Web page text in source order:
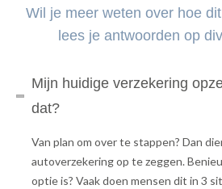
Wil je meer weten over hoe
lees je antwoorden op
Mijn huidige verzekering
dat?
Van plan om over te stappen? Dan
autoverzekering op te zeggen.
optie is? Vaak doen mensen dit in 3